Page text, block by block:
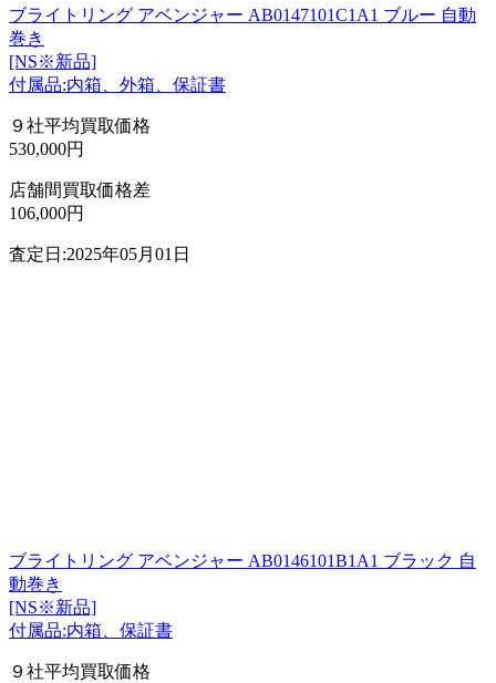
ブライトリング アベンジャー AB0147101C1A1 ブルー 自動
巻き
[NS※新品]
付属品:内箱、外箱、保証書
９社平均買取価格
530,000円
店舗間買取価格差
106,000円
査定日:2025年05月01日
ブライトリング アベンジャー AB0146101B1A1 ブラック 自
動巻き
[NS※新品]
付属品:内箱、保証書
９社平均買取価格